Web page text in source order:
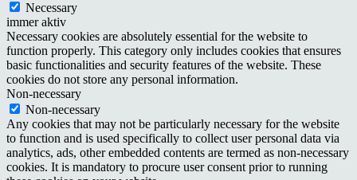
Necessary
immer aktiv
Necessary cookies are absolutely essential for the website to
function properly. This category only includes cookies that ensures
basic functionalities and security features of the website. These
cookies do not store any personal information.
Non-necessary
Non-necessary
Any cookies that may not be particularly necessary for the website
to function and is used specifically to collect user personal data via
analytics, ads, other embedded contents are termed as non-necessary
cookies. It is mandatory to procure user consent prior to running